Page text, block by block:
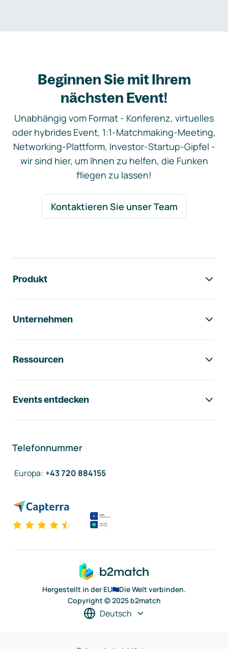
Beginnen Sie mit Ihrem
nächsten Event!
Unabhängig vom Format - Konferenz, virtuelles
oder hybrides Event, 1:1-Matchmaking-Meeting,
Networking-Plattform, Investor-Startup-Gipfel -
wir sind hier, um Ihnen zu helfen, die Funken
fliegen zu lassen!
Kontaktieren Sie unser Team
Produkt
Unternehmen
Ressourcen
Events entdecken
Telefonnummer
Europa: +43 720 884155
Hergestellt in der EU
Die Welt verbinden.
Copyright © 2025 b2match
Deutsch